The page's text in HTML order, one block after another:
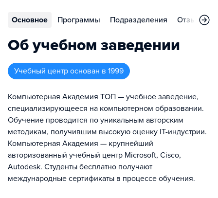
Основное Программы Подразделения Отзывы
Об учебном заведении
Учебный центр основан в 1999
Компьютерная Академия ТОП — учебное заведение,
специализирующееся на компьютерном образовании.
Обучение проводится по уникальным авторским
методикам, получившим высокую оценку IT-индустрии.
Компьютерная Академия — крупнейший
авторизованный учебный центр Microsoft, Cisco,
Autodesk. Студенты бесплатно получают
международные сертификаты в процессе обучения.